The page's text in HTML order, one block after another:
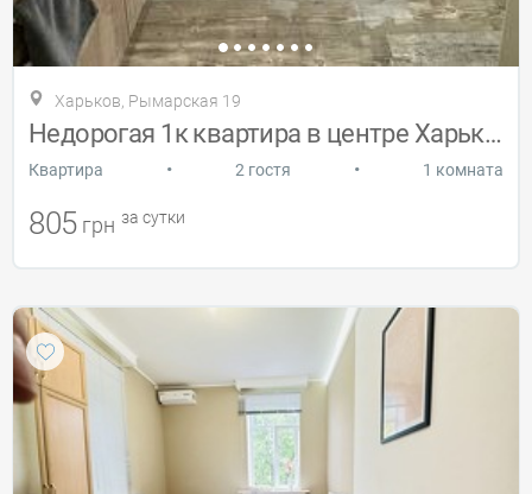
Харьков, Рымарская 19
Недорогая 1к квартира в центре Харькова
Квартира • 2 гостя • 1 комната
805 грн за сутки